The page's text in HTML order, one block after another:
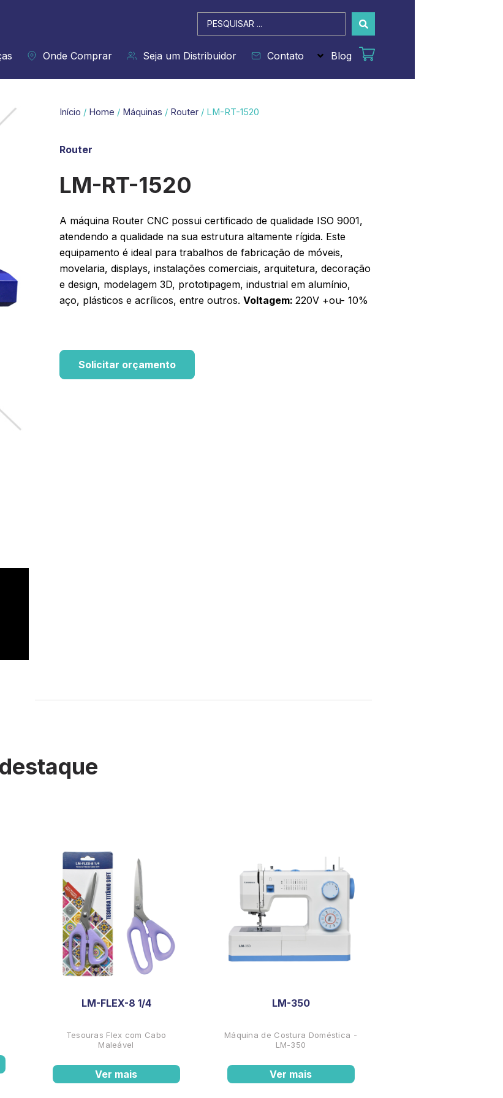
Pesquisar
...
Onde Comprar Seja um Distribuidor Contato Blog
Início / Home / Máquinas / Router / LM-RT-1520
Router
LM-RT-1520
A máquina Router CNC possui certificado de qualidade ISO 9001,
atendendo a qualidade na sua estrutura altamente rígida. Este
equipamento é ideal para trabalhos de fabricação de móveis,
movelaria, displays, instalações comerciais, arquitetura, decoração
e design, modelagem 3D, prototipagem, industrial em alumínio,
aço, plásticos e acrílicos, entre outros. Voltagem: 220V +ou- 10%
Solicitar orçamento
LM-FLEX-8 1/4
Tesouras Flex com Cabo
Maleável
Ver mais
LM-350
Máquina de Costura Doméstica -
LM-350
Ver mais